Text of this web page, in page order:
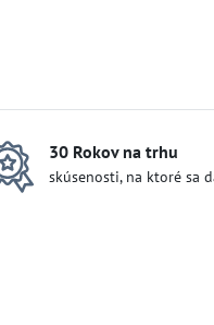
30 Rokov na trhu
skúsenosti, na ktoré sa